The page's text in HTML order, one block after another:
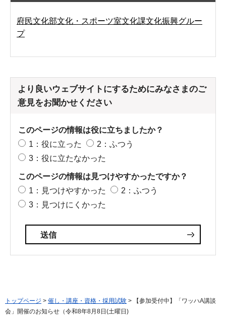
府民文化部文化・スポーツ室文化課文化振興グルー
プ
より良いウェブサイトにするためにみなさまのご
意見をお聞かせください
このページの情報は役に立ちましたか？
1：役に立った
2：ふつう
3：役に立たなかった
このページの情報は見つけやすかったですか？
1：見つけやすかった
2：ふつう
3：見つけにくかった
トップページ > 催し・講座・資格・採用試験 > 【参加受付中】「ワッハA講談
会」開催のお知らせ（令和8年8月8日(土曜日)